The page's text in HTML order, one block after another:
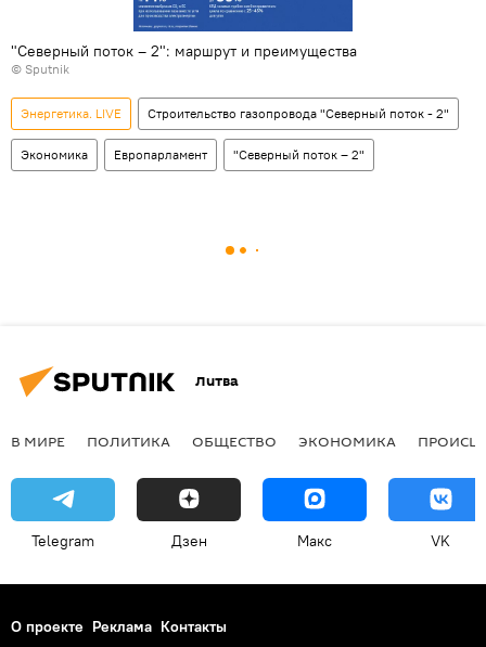
"Северный поток – 2": маршрут и преимущества
© Sputnik
Энергетика. LIVE Строительство газопровода "Северный поток - 2"
Экономика Европарламент "Северный поток – 2"
Литва
В МИРЕ ПОЛИТИКА ОБЩЕСТВО ЭКОНОМИКА
Telegram Дзен Макс VK
О проекте Реклама Контакты